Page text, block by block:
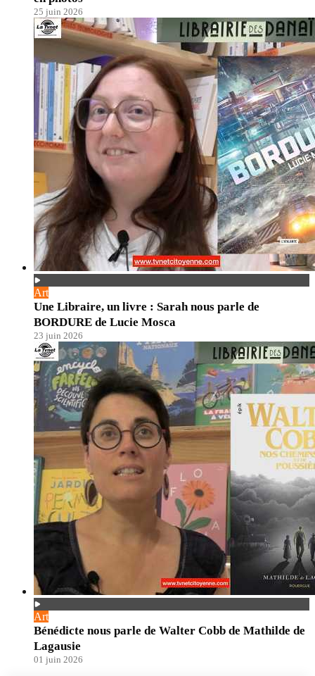
25 juin 2026
Art
Une Libraire, un livre : Sarah nous parle de
BORDURE de Lucie Mosca
23 juin 2026
Art
Bénédicte nous parle de Walter Cobb de Mathilde de
Lagausie
01 juin 2026